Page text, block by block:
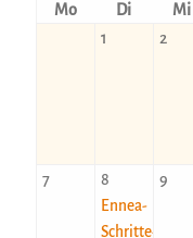
Mo Di Mi
1
2
7 8
Ennea-
Schritte-
9